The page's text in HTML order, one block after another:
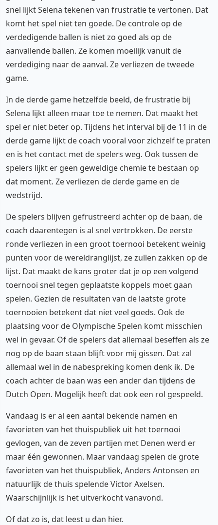
snel lijkt Selena tekenen van frustratie te vertonen. Dat
komt het spel niet ten goede. De controle op de
verdedigende ballen is niet zo goed als op de
aanvallende ballen. Ze komen moeilijk vanuit de
verdediging naar de aanval. Ze verliezen de tweede
game.
In de derde game hetzelfde beeld, de frustratie bij
Selena lijkt alleen maar toe te nemen. Dat maakt het
spel er niet beter op. Tijdens het interval bij de 11 in de
derde game lijkt de coach vooral voor zichzelf te praten
en is het contact met de spelers weg. Ook tussen de
spelers lijkt er geen geweldige chemie te bestaan op
dat moment. Ze verliezen de derde game en de
wedstrijd.
De spelers blijven gefrustreerd achter op de baan, de
coach daarentegen is al snel vertrokken. De eerste
ronde verliezen in een groot toernooi betekent weinig
punten voor de wereldranglijst, ze zullen zakken op de
lijst. Dat maakt de kans groter dat je op een volgend
toernooi snel tegen geplaatste koppels moet gaan
spelen. Gezien de resultaten van de laatste grote
toernooien betekent dat niet veel goeds. Ook de
plaatsing voor de Olympische Spelen komt misschien
wel in gevaar. Of de spelers dat allemaal beseffen als ze
nog op de baan staan blijft voor mij gissen. Dat zal
allemaal wel in de nabespreking komen denk ik. De
coach achter de baan was een ander dan tijdens de
Dutch Open. Mogelijk heeft dat ook een rol gespeeld.
Vandaag is er al een aantal bekende namen en
favorieten van het thuispubliek uit het toernooi
gevlogen, van de zeven partijen met Denen werd er
maar één gewonnen. Maar vandaag spelen de grote
favorieten van het thuispubliek, Anders Antonsen en
natuurlijk de thuis spelende Victor Axelsen.
Waarschijnlijk is het uitverkocht vanavond.
Of dat zo is, dat leest u dan hier.